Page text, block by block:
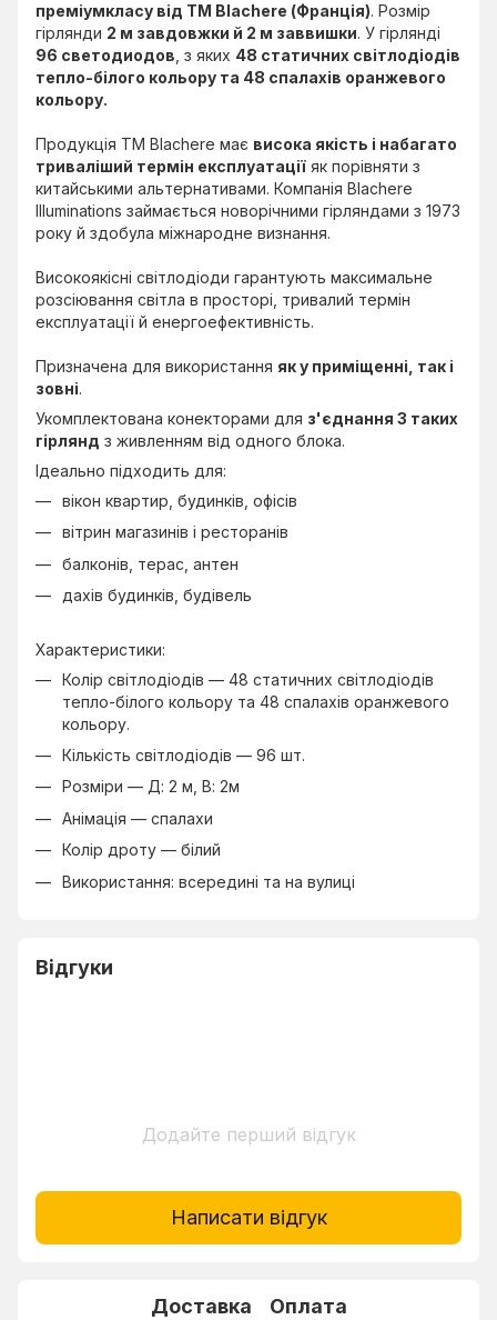
преміумкласу від ТМ Blachere (Франція). Розмір
гірлянди 2 м завдовжки й 2 м заввишки. У гірлянді
96 светодиодов , з яких 48 статичних світлодіодів
тепло-білого кольору та 48 спалахів оранжевого
кольору.
Продукція ТМ Blachere має висока якість і набагато
триваліший термін експлуатації як порівняти з
китайськими альтернативами. Компанія Blachere
Illuminations займається новорічними гірляндами з 1973
року й здобула міжнародне визнання.
Високоякісні світлодіоди гарантують максимальне
розсіювання світла в просторі, тривалий термін
експлуатації й енергоефективність.
Призначена для використання як у приміщенні, так і
зовні.
Укомплектована конекторами для з'єднання 3 таких
гірлянд з живленням від одного блока.
Ідеально підходить для:
вікон квартир, будинків, офісів
вітрин магазинів і ресторанів
балконів, терас, антен
дахів будинків, будівель
Характеристики:
Колір світлодіодів — 48 статичних світлодіодів
тепло-білого кольору та 48 спалахів оранжевого
кольору.
Кількість світлодіодів — 96 шт.
Розміри — Д: 2 м, В: 2м
Анімація — спалахи
Колір дроту — білий
Використання: всередині та на вулиці
Відгуки
Додайте перший відгук
Написати відгук
Доставка Оплата